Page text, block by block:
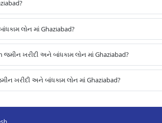
લોન માં Ghaziabad?
ખરીદી અને બાંધકામ લોન માં Ghaziabad?
ખરીદી અને બાંધકામ લોન માં Ghaziabad?